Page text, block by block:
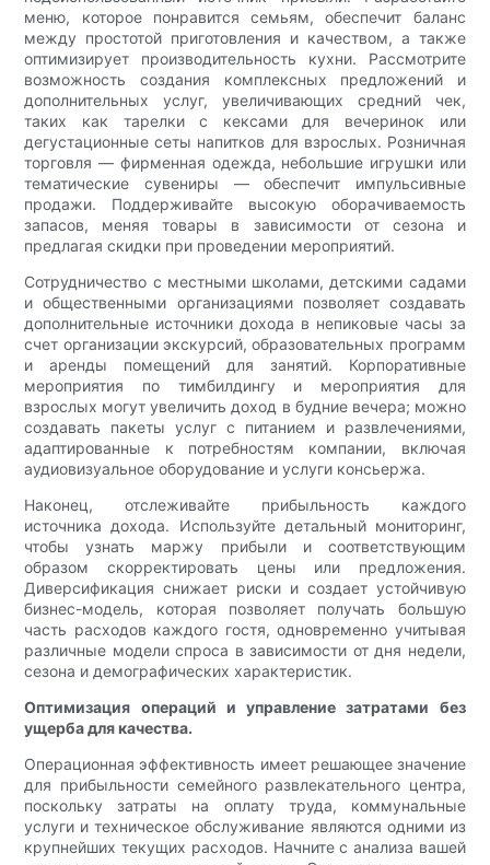
меню, которое понравится семьям, обеспечит баланс
между простотой приготовления и качеством, а также
оптимизирует производительность кухни. Рассмотрите
возможность создания комплексных предложений и
дополнительных услуг, увеличивающих средний чек,
таких как тарелки с кексами для вечеринок или
дегустационные сеты напитков для взрослых. Розничная
торговля — фирменная одежда, небольшие игрушки или
тематические сувениры — обеспечит импульсивные
продажи. Поддерживайте высокую оборачиваемость
запасов, меняя товары в зависимости от сезона и
предлагая скидки при проведении мероприятий.
Сотрудничество с местными школами, детскими садами
и общественными организациями позволяет создавать
дополнительные источники дохода в непиковые часы за
счет организации экскурсий, образовательных программ
и аренды помещений для занятий. Корпоративные
мероприятия по тимбилдингу и мероприятия для
взрослых могут увеличить доход в будние вечера; можно
создавать пакеты услуг с питанием и развлечениями,
адаптированные к потребностям компании, включая
аудиовизуальное оборудование и услуги консьержа.
Наконец, отслеживайте прибыльность каждого
источника дохода. Используйте детальный мониторинг,
чтобы узнать маржу прибыли и соответствующим
образом скорректировать цены или предложения.
Диверсификация снижает риски и создает устойчивую
бизнес-модель, которая позволяет получать большую
часть расходов каждого гостя, одновременно учитывая
различные модели спроса в зависимости от дня недели,
сезона и демографических характеристик.
Оптимизация операций и управление затратами без
ущерба для качества.
Операционная эффективность имеет решающее значение
для прибыльности семейного развлекательного центра,
поскольку затраты на оплату труда, коммунальные
услуги и техническое обслуживание являются одними из
крупнейших текущих расходов. Начните с анализа вашей